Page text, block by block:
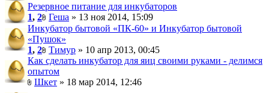
Резервное питание для инкубаторов
1, 2 Геша » 13 ноя 2014, 15:09
Инкубатор бытовой «ПК-60» и Инкубатор бытовой
«Пушок»
1, 2 Тимур » 10 апр 2013, 00:45
Как сделать инкубатор для яиц своими руками - делимся
опытом
Шкет » 18 мар 2014, 12:46